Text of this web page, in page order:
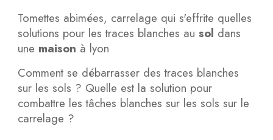
Tomettes abimées, carrelage qui s'effrite quelles
solutions pour les traces blanches ausol dans
une maison à lyon
Comment se débarrasser des traces blanches
sur les sols ? Quelle est la solution pour
combattre les tâches blanches sur les sols sur le
carrelage ?